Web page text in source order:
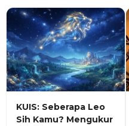
KUIS: Seberapa Leo
Sih Kamu? Mengukur